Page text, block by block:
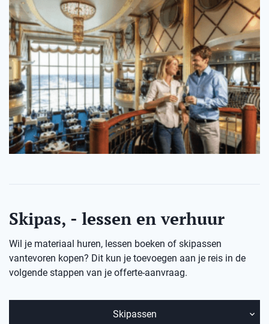
Skipas, - lessen en verhuur
Wil je materiaal huren, lessen boeken of skipassen
vantevoren kopen? Dit kun je toevoegen aan je reis in de
volgende stappen van je offerte-aanvraag.
Skipassen